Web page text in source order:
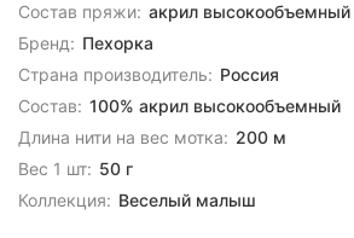
Состав пряжи: акрил высокообъемный
Бренд: Пехорка
Страна производитель: Россия
Состав: 100% акрил высокообъемный
Длина нити на вес мотка: 200 м
Вес 1 шт: 50 г
Коллекция: Веселый малыш